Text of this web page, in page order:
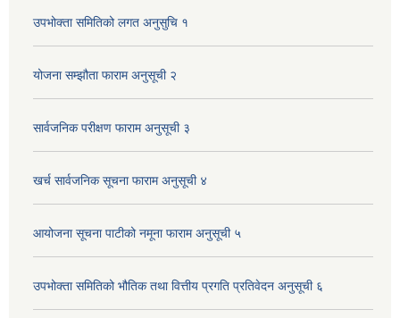
उपभोक्ता समितिको लगत अनुसुचि १
योजना सम्झौता फाराम अनुसूची २
सार्वजनिक परीक्षण फाराम अनुसूची ३
खर्च सार्वजनिक सूचना फाराम अनुसूची ४
आयोजना सूचना पाटीको नमूना फाराम अनुसूची ५
उपभोक्ता समितिको भौतिक तथा वित्तीय प्रगति प्रतिवेदन अनुसूची ६